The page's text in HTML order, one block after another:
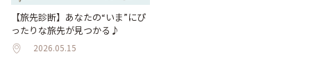
【旅先診断】あなたの“いま”にぴ
ったりな旅先が見つかる♪
2026.05.15